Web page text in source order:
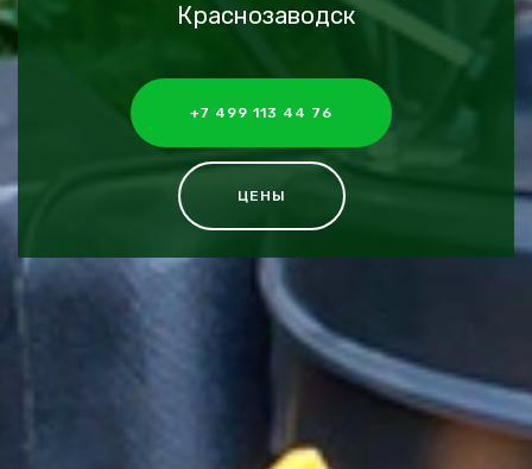
Краснозаводск
+7 499 113 44 76
ЦЕНЫ